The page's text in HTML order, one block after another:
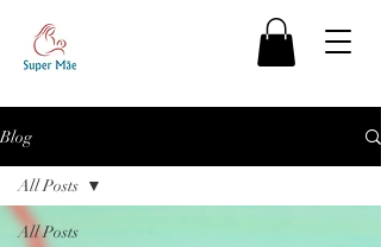
Blog
All Posts
All Posts